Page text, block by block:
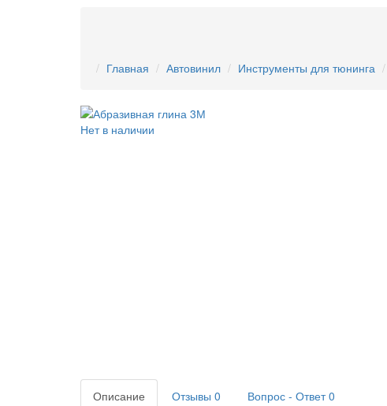
Главная Автовинил Инструменты для тюнинга
Нет в наличии
Описание Отзывы 0 Вопрос - Ответ0